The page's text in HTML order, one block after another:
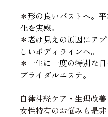
＊形の良いバストへ。
化を実感。
＊老け見えの原因にア
しいボディラインへ。
＊一生に一度の特別な
ブライダルエステ。
自律神経ケア・生理改
女性特有のお悩みも是非